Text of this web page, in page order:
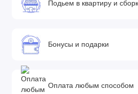
Подьем в квартиру и
Бонусы и подарки
Оплата любым способом